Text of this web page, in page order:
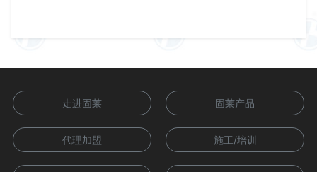
走进固莱 固莱产品
代理加盟 施工/培训